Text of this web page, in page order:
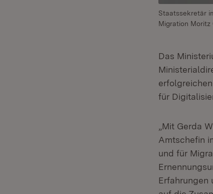
Staatssekretär
Migration
Das
für
„Mit Gerda
Amtschefin
und für
Erfahrungen